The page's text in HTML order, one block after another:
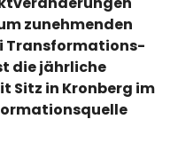
zunehmenden
Transformations-
die jährliche
Sitz in Kronberg im